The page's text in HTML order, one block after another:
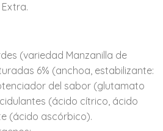
(variedad Manzanilla de
6% (anchoa, estabilizante:
del sabor (glutamato
(ácido cítrico, ácido
(ácido ascórbico).